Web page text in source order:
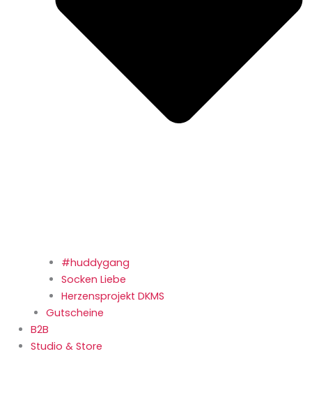
#huddygang
Socken Liebe
Herzensprojekt DKMS
Gutscheine
B2B
Studio & Store